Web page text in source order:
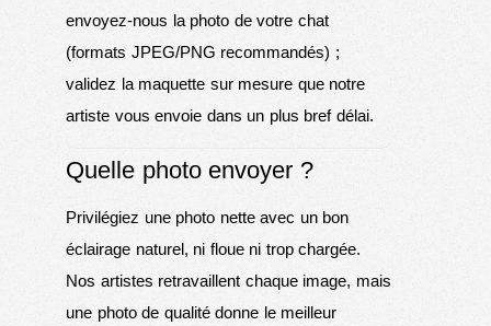
envoyez-nous la photo de votre chat
(formats JPEG/PNG recommandés) ;
validez la maquette sur mesure que notre
artiste vous envoie dans un plus bref délai.
Quelle photo envoyer ?
Privilégiez une photo nette avec un bon
éclairage naturel, ni floue ni trop chargée.
Nos artistes retravaillent chaque image, mais
une photo de qualité donne le meilleur